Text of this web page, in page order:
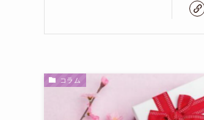
コラム